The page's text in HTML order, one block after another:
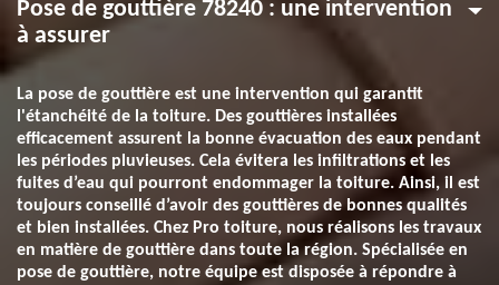
Pose de gouttière 78240 : une intervention
à assurer
La pose de gouttière est une intervention qui garantit
l'étanchéité de la toiture. Des gouttières installées
efficacement assurent la bonne évacuation des eaux pendant
les périodes pluvieuses. Cela évitera les infiltrations et les
fuites d’eau qui pourront endommager la toiture. Ainsi, il est
toujours conseillé d’avoir des gouttières de bonnes qualités
et bien installées. Chez Pro toiture, nous réalisons les travaux
en matière de gouttière dans toute la région. Spécialisée en
pose de gouttière, notre équipe est disposée à répondre à